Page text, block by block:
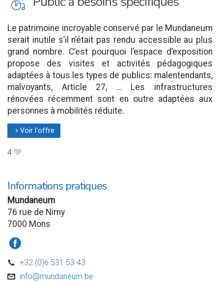
Le patrimoine incroyable conservé par le Mundaneum
serait inutile s’il n’était pas rendu accessible au plus
grand nombre. C’est pourquoi l’espace d’exposition
propose des visites et activités pédagogiques
adaptées à tous les types de publics: malentendants,
malvoyants, Article 27, … Les infrastructures
rénovées récemment sont en outre adaptées aux
personnes à mobilités réduite.
l Voir l'offre
4 B
Informations pratiques
Mundaneum
76 rue de Nimy
7000 Mons
a
D +32 (0)6 531 53 43
v info@mundaneum.be